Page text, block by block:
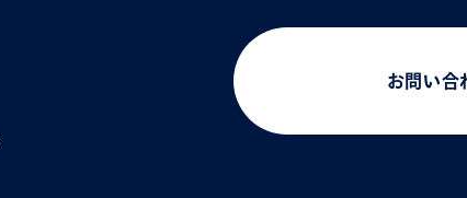
お問い合